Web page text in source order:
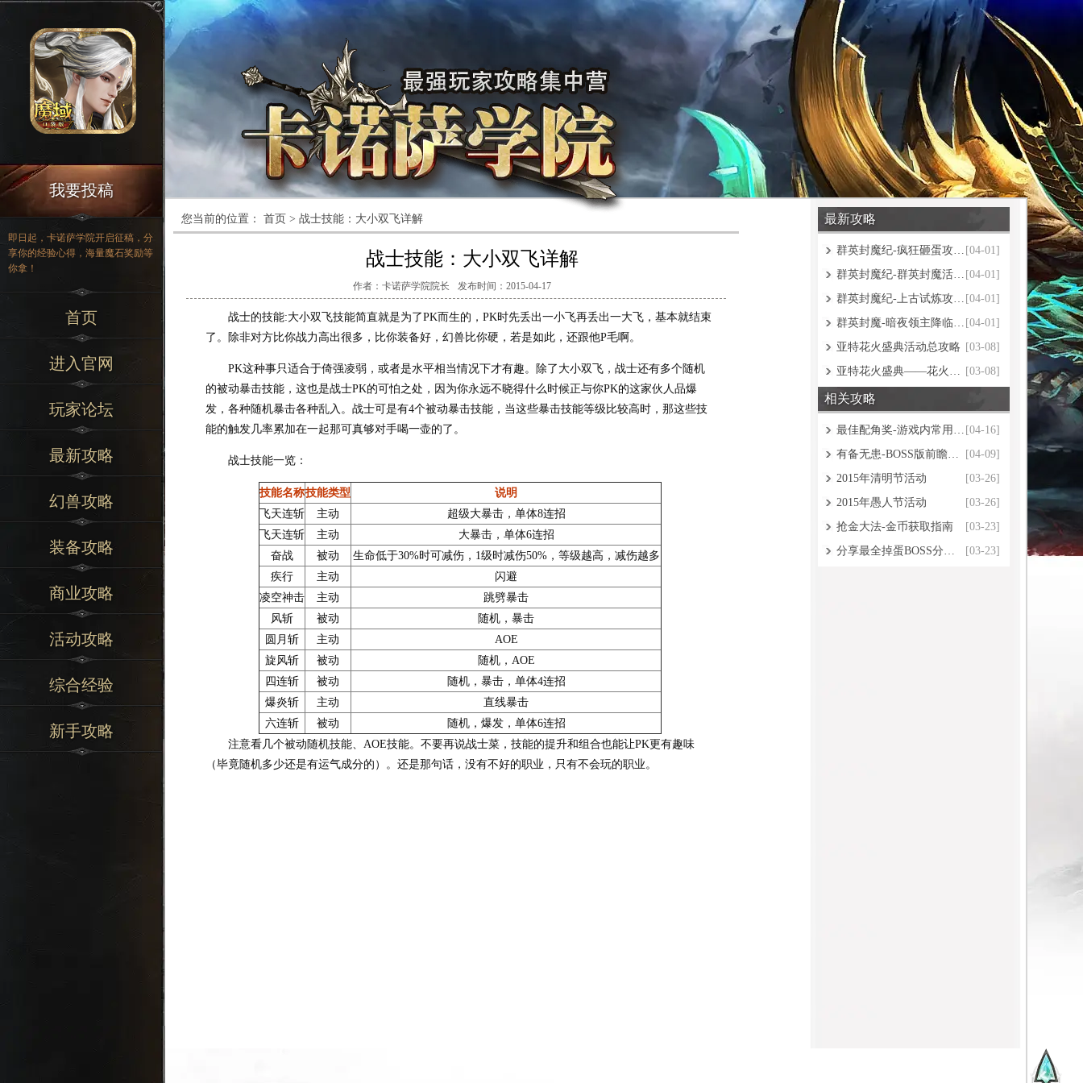
我要投稿
即日起，卡诺萨学院开启征稿，分
享你的经验心得，海量魔石奖励等
你拿！
首页
进入官网
玩家论坛
最新攻略
幻兽攻略
装备攻略
商业攻略
活动攻略
综合经验
新手攻略
您当前的位置： 首页 > 战士技能：大小双飞详解
战士技能：大小双飞详解
作者： 卡诺萨学院院长 发布时间： 2015-04-17
战士的技能:大小双飞技能简直就是为了PK而生的，PK时先丢出一小飞再丢出一大飞，基本就结束
了。除非对方比你战力高出很多，比你装备好，幻兽比你硬，若是如此，还跟他P毛啊。
PK这种事只适合于倚强凌弱，或者是水平相当情况下才有趣。除了大小双飞，战士还有多个随机
的被动暴击技能，这也是战士PK的可怕之处，因为你永远不晓得什么时候正与你PK的这家伙人品爆
发，各种随机暴击各种乱入。战士可是有4个被动暴击技能，当这些暴击技能等级比较高时，那这些技
能的触发几率累加在一起那可真够对手喝一壶的了。
战士技能一览：
技能名称技能类型
说明
飞天连斩
主动
超级大暴击，单体8连招
飞天连斩
主动
大暴击，单体6连招
奋战
被动
生命低于30%时可减伤，1级时减伤50%，等级越高，减伤越多
疾行
主动
闪避
凌空神击
主动
跳劈暴击
风斩
被动
随机，暴击
圆月斩
主动
AOE
旋风斩
被动
随机，AOE
四连斩
被动
随机，暴击，单体4连招
爆炎斩
主动
直线暴击
六连斩
被动
随机，爆发，单体6连招
注意看几个被动随机技能、AOE技能。不要再说战士菜，技能的提升和组合也能让PK更有趣味
（毕竟随机多少还是有运气成分的）。还是那句话，没有不好的职业，只有不会玩的职业。
最新攻略
[04-01]
[04-01]
[04-01]
[04-01]
亚特花火盛典活动总攻略 [03-08]
[03-08]
相关攻略
[04-16]
[04-09]
2015年清明节活动
[03-26]
2015年愚人节活动
[03-26]
抢金大法-金币获取指南
[03-23]
[03-23]